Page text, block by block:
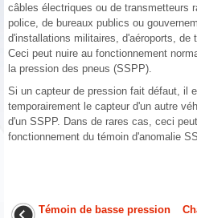
câbles électriques ou de transmetteurs
police, de bureaux publics ou
d'installations militaires, d'aéroports, de
Ceci peut nuire au fonctionnement
la pression des pneus (SSPP).
Si un capteur de pression fait défaut, il
temporairement le capteur d'un autre
d'un SSPP. Dans de rares cas, ceci
fonctionnement du témoin d'anomalie
Témoin de basse pression